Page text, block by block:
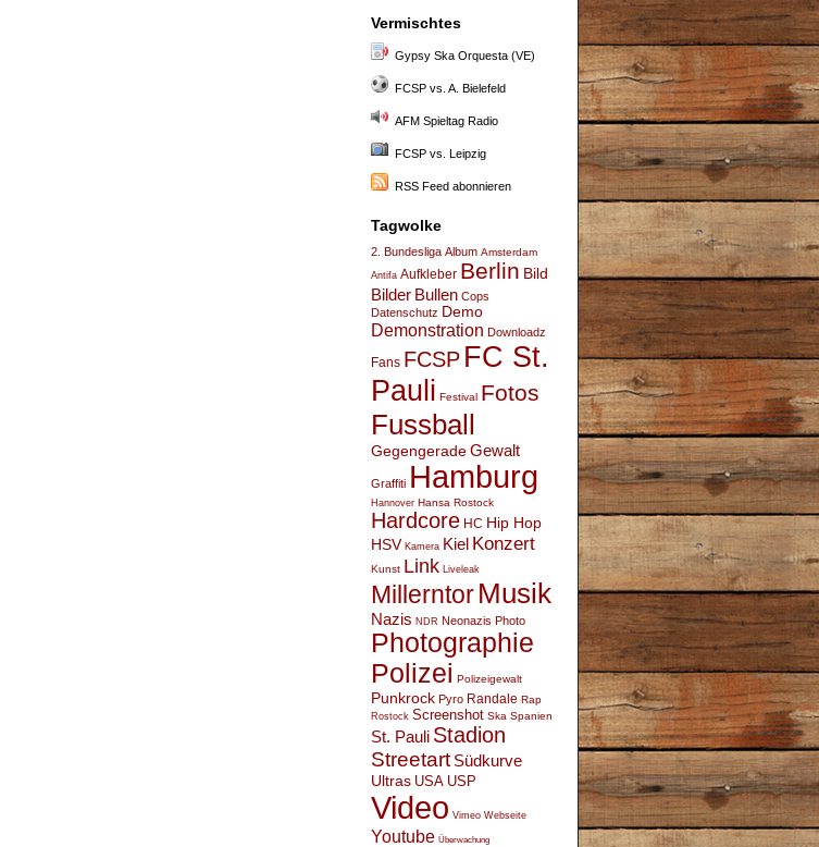
Vermischtes
Gypsy Ska Orquesta (VE)
FCSP vs. A. Bielefeld
AFM Spieltag Radio
FCSP vs. Leipzig
RSS Feed abonnieren
Tagwolke
2. Bundesliga Album Amsterdam
Antifa Aufkleber Berlin Bild
Bilder Bullen Cops
Datenschutz Demo
Demonstration Downloadz
Fans FCSP FC St.
Pauli Festival Fotos
Fussball
GegengeradeGewalt
Graffiti Hamburg
Hannover Hansa Rostock
Hardcore HC Hip Hop
HSV Kamera Kiel Konzert
Kunst Link Liveleak
Millerntor Musik
Nazis NDR Neonazis Photo
Photographie
Polizei Polizeigewalt
Punkrock Pyro Randale Rap
Rostock Screenshot Ska Spanien
St. Pauli Stadion
Streetart Südkurve
Ultras USA USP
Video Vimeo Webseite
Youtube Überwachung